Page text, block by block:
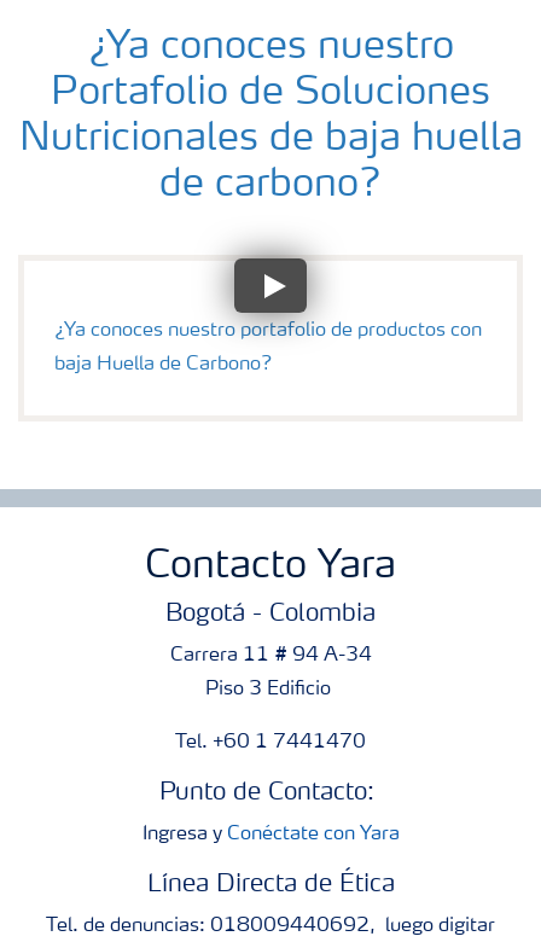
¿Ya conoces nuestro
Portafolio de Soluciones
Nutricionales de baja huella
de carbono?
¿Ya conoces nuestro portafolio de productos con
baja Huella de Carbono?
Contacto Yara
Bogotá - Colombia
Carrera 11 # 94 A-34
Piso 3 Edificio
Tel. +60 1 7441470
Punto de Contacto:
Ingresa y Conéctate con Yara
Línea Directa de Ética
Tel. de denuncias: 018009440692, luego digitar